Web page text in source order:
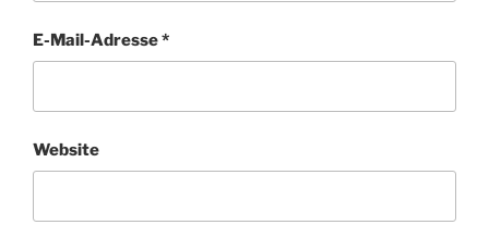
E-Mail-Adresse*
Website